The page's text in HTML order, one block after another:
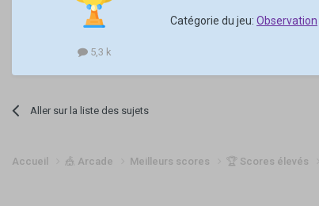
5,3 k
Catégorie du jeu: Observation
Aller sur la liste des sujets
Accueil 🎪 Arcade Meilleurs scores 🏆 Scores élevés